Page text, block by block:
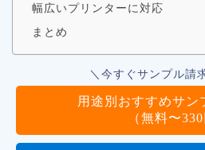
幅広いプリンターに対応
まとめ
＼今すぐサンプル請
用途別おすすめサン
（無料〜330